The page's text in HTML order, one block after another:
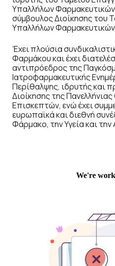
Υπαλλήλων
σύμβουλος Διοίκησης του
Υπαλλήλων
Έχει πλούσια
Φαρμάκου και έχει
αντιπρόεδρος της
Ιατροφαρμακευτικής
Περίθαλψης, ιδρυτής και
Διοίκησης της
Επισκεπτών, ενώ έχει
ευρωπαϊκά και διεθνή
Φάρμακο, την Υγεία και